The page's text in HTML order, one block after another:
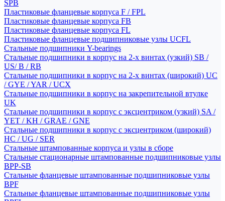
SPB
Пластиковые фланцевые корпуса F / FPL
Пластиковые фланцевые корпуса FB
Пластиковые фланцевые корпуса FL
Пластиковые фланцевые подшипниковые узлы UCFL
Стальные подшипники Y-bearings
Стальные подшипники в корпус на 2-х винтах (узкий) SB /
US/ B / RB
Стальные подшипники в корпус на 2-х винтах (широкий) UC
/ GYE / YAR / UCX
Стальные подшипники в корпус на закрепительной втулке
UK
Стальные подшипники в корпус с эксцентриком (узкий) SA /
YET / KH / GRAE / GNE
Стальные подшипники в корпус с эксцентриком (широкий)
HC / UG / SER
Стальные штампованные корпуса и узлы в сборе
Стальные стационарные штампованные подшипниковые узлы
BPP-SB
Стальные фланцевые штампованные подшипниковые узлы
BPF
Стальные фланцевые штампованные подшипниковые узлы